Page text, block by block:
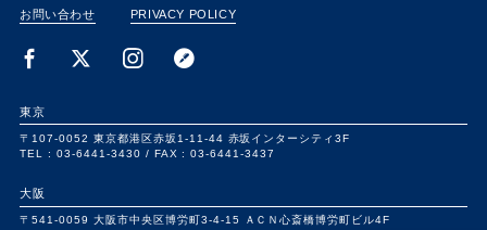
お問い合わせ PRIVACY POLICY
東京
〒107-0052 東京都港区赤坂1-11-44 赤坂インターシティ3F
TEL : 03-6441-3430 / FAX : 03-6441-3437
大阪
〒541-0059 大阪市中央区博労町3-4-15
ＡＣＮ心斎橋博労町ビル4F